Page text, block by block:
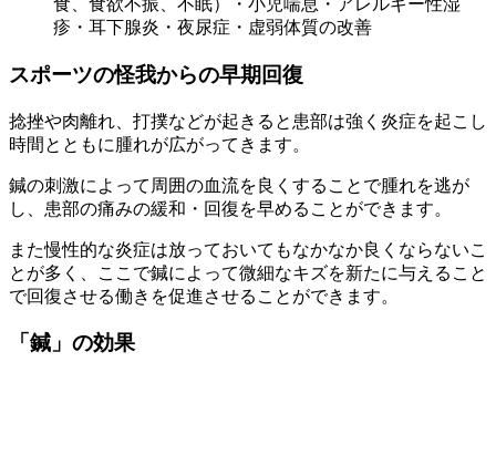
食、食欲不振、不眠）・小児喘息・アレルギー性湿
疹・耳下腺炎・夜尿症・虚弱体質の改善
スポーツの怪我からの早期回復
捻挫や肉離れ、打撲などが起きると患部は強く炎症を起こし
時間とともに腫れが広がってきます。
鍼の刺激によって周囲の血流を良くすることで腫れを逃が
し、患部の痛みの緩和・回復を早めることができます。
また慢性的な炎症は放っておいてもなかなか良くならないこ
とが多く、ここで鍼によって微細なキズを新たに与えること
で回復させる働きを促進させることができます。
「鍼」の効果